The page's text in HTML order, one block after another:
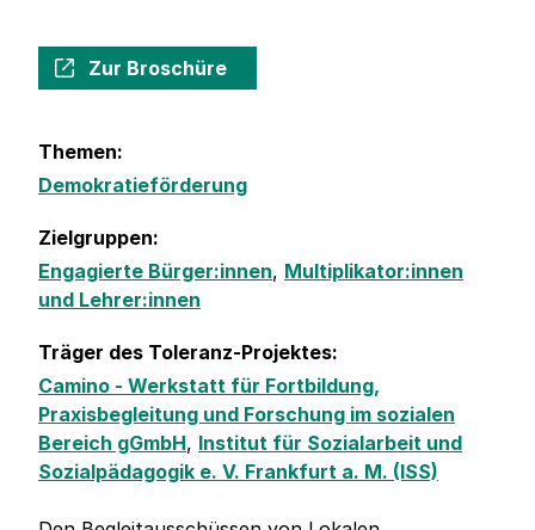
Zur Broschüre
Themen:
Demokratieförderung
Zielgruppen:
Engagierte Bürger:innen, Multiplikator:innen
und Lehrer:innen
Träger des Toleranz-Projektes:
Camino - Werkstatt für Fortbildung,
Praxisbegleitung und Forschung im sozialen
Bereich gGmbH, Institut für Sozialarbeit und
Sozialpädagogik e. V. Frankfurt a. M. (ISS)